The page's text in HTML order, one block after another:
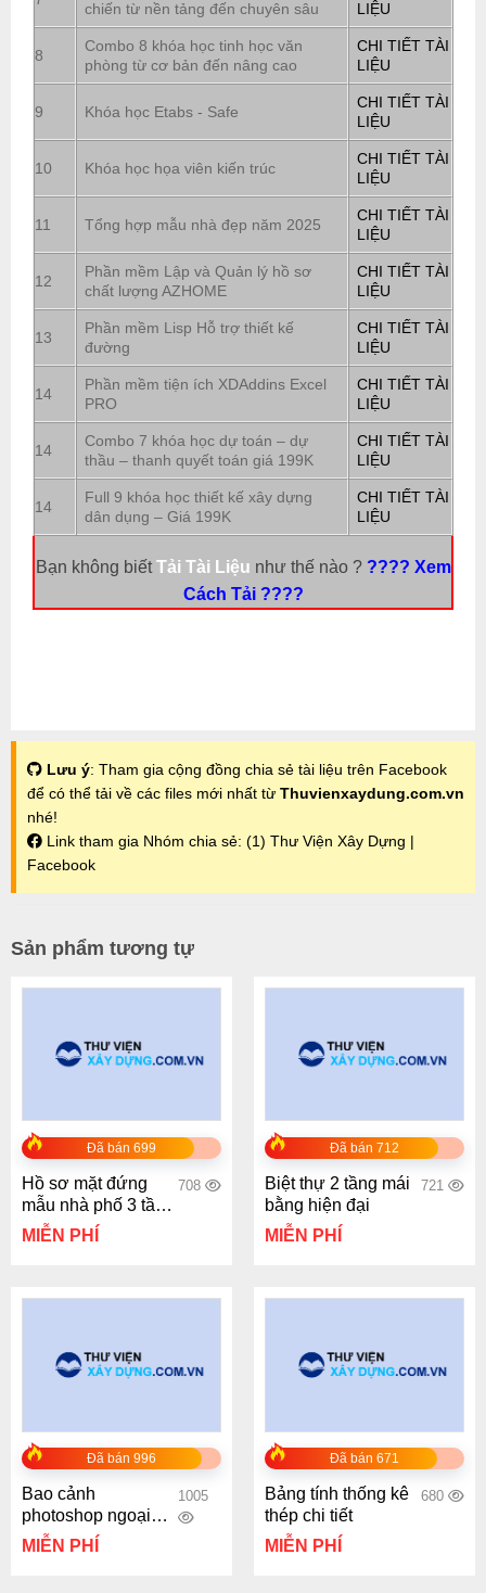
chiến từ nền tảng đến chuyên sâu
LIỆU
8
Combo 8 khóa học tinh học văn
phòng từ cơ bản đến nâng cao
CHI TIẾT TÀI
LIỆU
9 Khóa học Etabs - Safe
CHI TIẾT TÀI
LIỆU
10 Khóa học họa viên kiến trúc
CHI TIẾT TÀI
LIỆU
11 Tổng hợp mẫu nhà đẹp năm 2025
CHI TIẾT TÀI
LIỆU
12
Phần mềm Lập và Quản lý hồ sơ
chất lượng AZHOME
CHI TIẾT TÀI
LIỆU
13
Phần mềm Lisp Hỗ trợ thiết kế
đường
CHI TIẾT TÀI
LIỆU
14
Phần mềm tiện ích XDAddins Excel
PRO
CHI TIẾT TÀI
LIỆU
14
Combo 7 khóa học dự toán – dự
thầu – thanh quyết toán giá 199K
CHI TIẾT TÀI
LIỆU
14
Full 9 khóa học thiết kế xây dựng
dân dụng – Giá 199K
CHI TIẾT TÀI
LIỆU
Bạn không biếtTải Tài Liệu như thế nào ? ???? Xem
Cách Tải ????
Lưu ý: Tham gia cộng đồng chia sẻ tài liệu trên Facebook
để có thể tải về các files mới nhất từ Thuvienxaydung.com.vn
nhé!
Link tham gia Nhóm chia sẻ: (1) Thư Viện Xây Dựng |
Facebook
Sản phẩm tương tự
Đã bán 699
Hồ sơ mặt đứng
mẫu nhà phố 3 tầng
tân cổ điển
708
MIỄN PHÍ
Đã bán 712
Biệt thự 2 tầng mái
bằng hiện đại
721
MIỄN PHÍ
Đã bán 996
Bao cảnh
photoshop ngoại
thất công trình
1005
MIỄN PHÍ
Đã bán 671
Bảng tính thống kê
thép chi tiết
680
MIỄN PHÍ